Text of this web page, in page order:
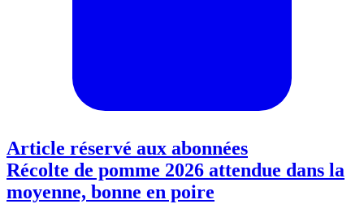
Article réservé aux abonnées
Récolte de pomme 2026 attendue dans la
moyenne, bonne en poire